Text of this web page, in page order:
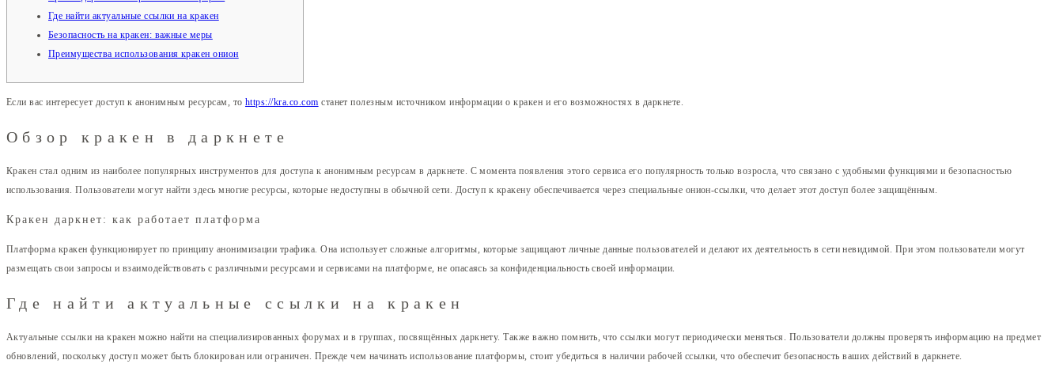
Где найти актуальные ссылки на кракен
Безопасность на кракен: важные меры
Преимущества использования кракен онион
Если вас интересует доступ к анонимным ресурсам, то https://kra.co.com станет полезным источником информации о кракен и его возможностях в даркнете.
Обзор кракен в даркнете
Кракен стал одним из наиболее популярных инструментов для доступа к анонимным ресурсам в даркнете. С момента появления этого сервиса его популярность только возросла, что связано с удобными функциями и безопасностью
использования. Пользователи могут найти здесь многие ресурсы, которые недоступны в обычной сети. Доступ к кракену обеспечивается через специальные онион-ссылки, что делает этот доступ более защищённым.
Кракен даркнет: как работает платформа
Платформа кракен функционирует по принципу анонимизации трафика. Она использует сложные алгоритмы, которые защищают личные данные пользователей и делают их деятельность в сети невидимой. При этом пользователи могут
размещать свои запросы и взаимодействовать с различными ресурсами и сервисами на платформе, не опасаясь за конфиденциальность своей информации.
Где найти актуальные ссылки на кракен
Актуальные ссылки на кракен можно найти на специализированных форумах и в группах, посвящённых даркнету. Также важно помнить, что ссылки могут периодически меняться. Пользователи должны проверять информацию на предмет
обновлений, поскольку доступ может быть блокирован или ограничен. Прежде чем начинать использование платформы, стоит убедиться в наличии рабочей ссылки, что обеспечит безопасность ваших действий в даркнете.